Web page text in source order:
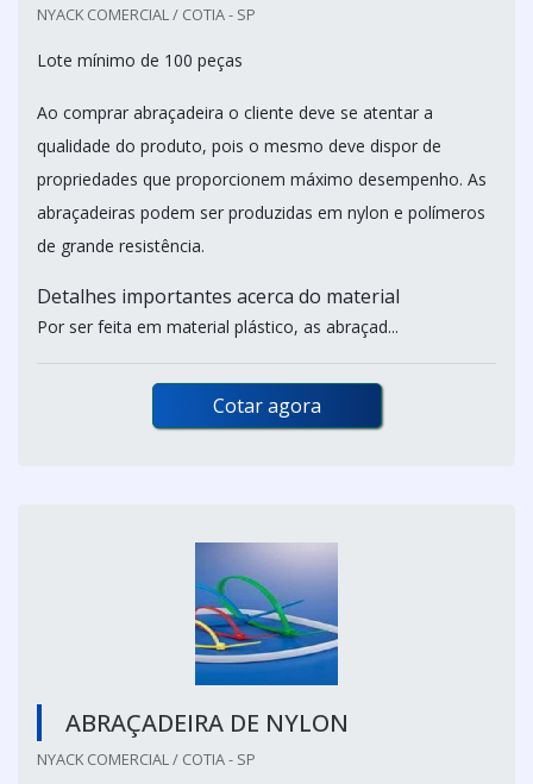
NYACK COMERCIAL / COTIA - SP
Lote mínimo de 100 peças
Ao comprar abraçadeira o cliente deve se atentar a
qualidade do produto, pois o mesmo deve dispor de
propriedades que proporcionem máximo desempenho. As
abraçadeiras podem ser produzidas em nylon e polímeros
de grande resistência.
Detalhes importantes acerca do material
Por ser feita em material plástico, as abraçad...
Cotar agora
ABRAÇADEIRA DE NYLON
NYACK COMERCIAL / COTIA - SP